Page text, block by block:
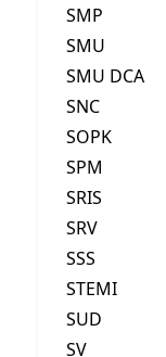
SMP
SMU
SMU DCA
SNC
SOPK
SPM
SRIS
SRV
SSS
STEMI
SUD
SV